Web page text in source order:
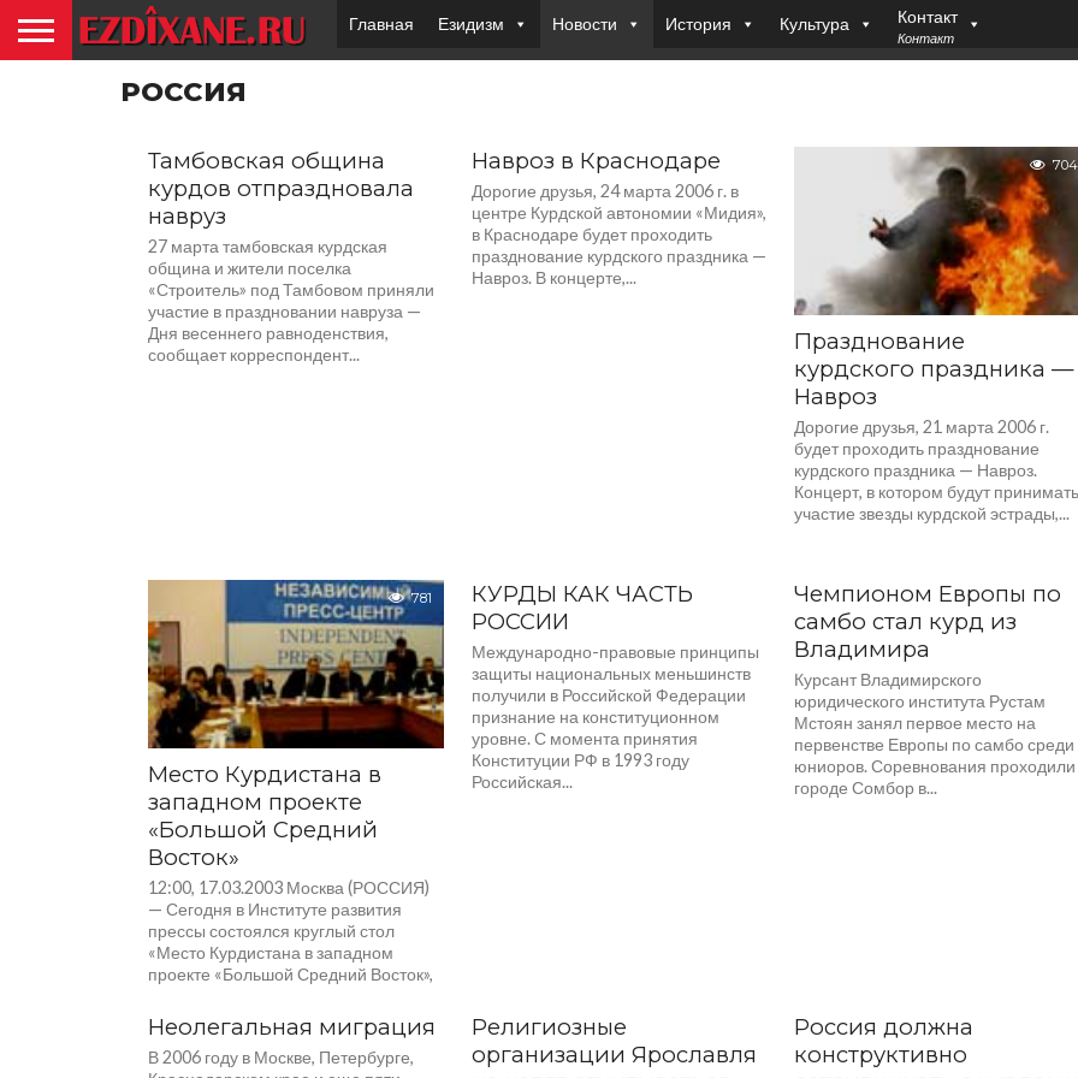
Главная Езидизм Новости История Культура Контакт
Контакт
РОССИЯ
Тамбовская община
курдов отпраздновала
навруз
27 марта тамбовская курдская
община и жители поселка
«Строитель» под Тамбовом приняли
участие в праздновании навруза —
Дня весеннего равноденствия,
сообщает корреспондент...
Навроз в Краснодаре
Дорогие друзья, 24 марта 2006 г. в
центре Курдской автономии «Мидия»,
в Краснодаре будет проходить
празднование курдского праздника —
Навроз. В концерте,...
704
Празднование
курдского праздника —
Навроз
Дорогие друзья, 21 марта 2006 г.
будет проходить празднование
курдского праздника — Навроз.
Концерт, в котором будут принимать
участие звезды курдской эстрады,...
781
Место Курдистана в
западном проекте
«Большой Средний
Восток»
12:00, 17.03.2003 Москва (РОССИЯ)
— Сегодня в Институте развития
прессы состоялся круглый стол
«Место Курдистана в западном
проекте «Большой Средний Восток»,
КУРДЫ КАК ЧАСТЬ
РОССИИ
Международно-правовые принципы
защиты национальных меньшинств
получили в Российской Федерации
признание на конституционном
уровне. С момента принятия
Конституции РФ в 1993 году
Российская...
Чемпионом Европы по
самбо стал курд из
Владимира
Курсант Владимирского
юридического института Рустам
Мстоян занял первое место на
первенстве Европы по самбо среди
юниоров. Соревнования проходили
городе Сомбор в...
Неолегальная миграция
В 2006 году в Москве, Петербурге,
Религиозные
организации Ярославля
Россия должна
конструктивно